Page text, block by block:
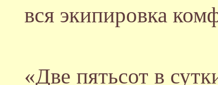
вся экипировка
«Две пятьсот в